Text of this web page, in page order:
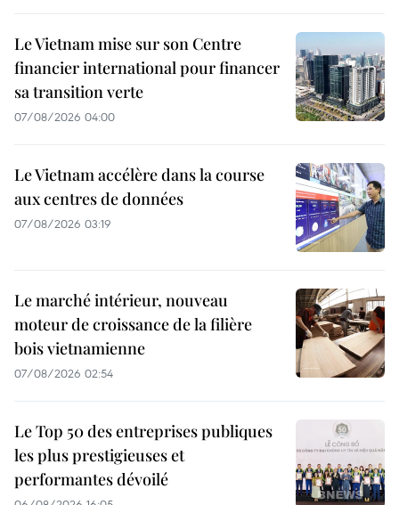
Le Vietnam mise sur son Centre
financier international pour financer
sa transition verte
07/08/2026 04:00
Le Vietnam accélère dans la course
aux centres de données
07/08/2026 03:19
Le marché intérieur, nouveau
moteur de croissance de la filière
bois vietnamienne
07/08/2026 02:54
Le Top 50 des entreprises publiques
les plus prestigieuses et
performantes dévoilé